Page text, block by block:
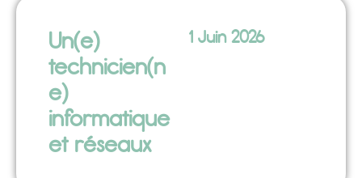
Un(e)
technicien(n
e)
informatique
et réseaux
1 Juin 2026